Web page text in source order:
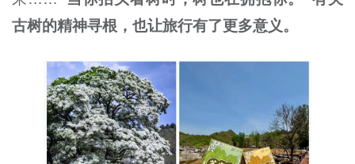
古树的精神寻根，也让旅行有了更多意义。